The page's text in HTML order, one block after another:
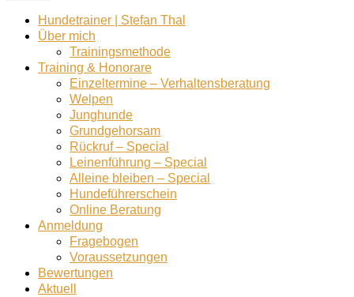
Hundetrainer | Stefan Thal
Über mich
Trainingsmethode
Training & Honorare
Einzeltermine – Verhaltensberatung
Welpen
Junghunde
Grundgehorsam
Rückruf – Special
Leinenführung – Special
Alleine bleiben – Special
Hundeführerschein
Online Beratung
Anmeldung
Fragebogen
Voraussetzungen
Bewertungen
Aktuell